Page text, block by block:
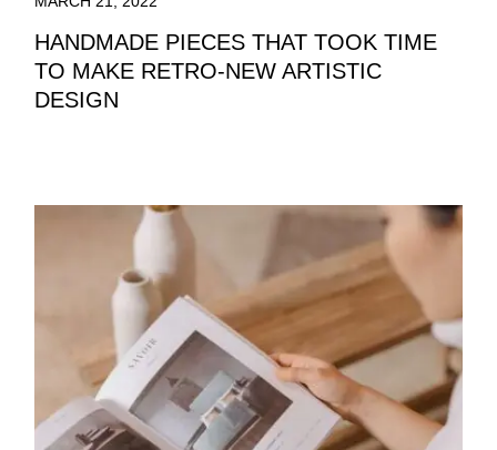
HANDMADE PIECES THAT TOOK TIME
TO MAKE RETRO-NEW ARTISTIC
DESIGN